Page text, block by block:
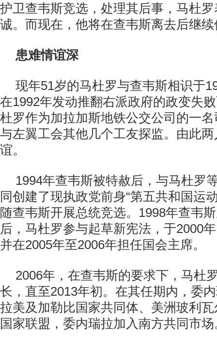
护卫查韦斯竞选，处理其后事，马杜
诚。而现在，他将在查韦斯离去后继
患难情谊深
现年51岁的马杜罗与查韦斯相识于
在1992年发动推翻右派政府的政变失
杜罗作为加拉加斯地铁公交公司的一
与左翼工会其他几个工友探监。由此
谊。
1994年查韦斯被特赦后，与马杜罗
同创建了现执政党前身“第五共和国运
随查韦斯开展总统竞选。1998年查韦
后，马杜罗参与起草新宪法，于2000
并在2005年至2006年担任国会主席。
2006年，在查韦斯的要求下，马杜
长，直至2013年初。在其任期内，委
拉美及加勒比国家共同体、美洲玻利
国家联盟，委内瑞拉加入南方共同市场